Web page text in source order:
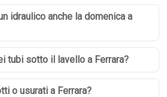
idraulico anche la domenica a
tubi sotto il lavello a Ferrara?
o usurati a Ferrara?